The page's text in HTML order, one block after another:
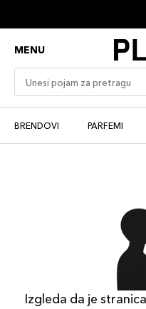
MENU
BRENDOVI PARFEMI
Izgleda da je